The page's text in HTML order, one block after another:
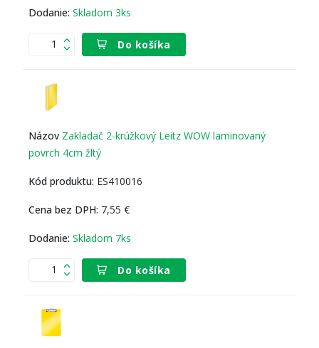
Skladom 3ks
Do košíka
Zakladač 2-krúžkový Leitz WOW laminovaný
povrch 4cm žltý
ES410016
7,55 €
Skladom 7ks
Do košíka